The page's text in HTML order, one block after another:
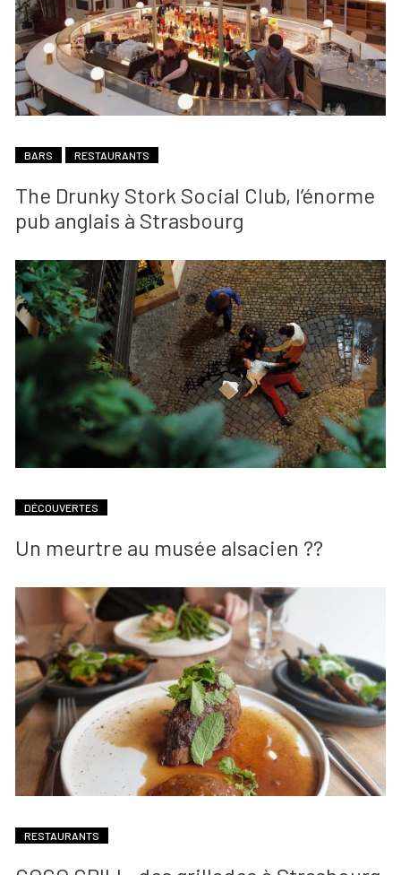
BARS RESTAURANTS
The Drunky Stork Social Club, l’énorme
pub anglais à Strasbourg
DÉCOUVERTES
Un meurtre au musée alsacien ??
RESTAURANTS